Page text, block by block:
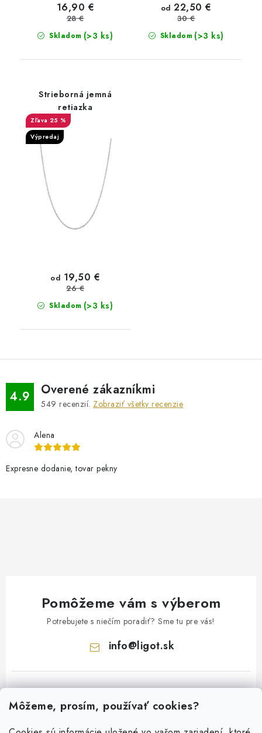
Môžeme, prosím, používať cookies?
Skladom (>3 ks)
16,90 €
28 €
Skladom (>3 ks)
od 22,50 €
30 €
Strieborná jemná
retiazka
25 %
Výpredaj
Skladom (>3 ks)
od 19,50 €
26 €
4.9 Overené zákazníkmi
549 recenzií. Zobraziť všetky recenzie
Alena
Expresne dodanie, tovar pekny
Pomôžeme vám s výberom
Potrebujete s niečím poradiť? Sme tu pre vás!
info@ligot.sk